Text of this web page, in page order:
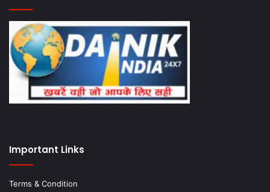
Important Links
Terms & Condition